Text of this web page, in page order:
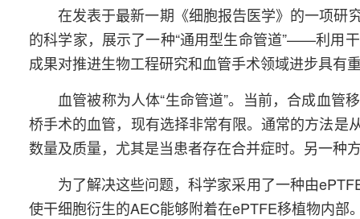
在发表于最新一期《细胞报告医学》的一项研
的科学家，展示了一种“通用型生命管道”——利用
成果对推进生物工程研究和血管手术领域进步具有
血管被称为人体“生命管道”。当前，合成血
桥手术的血管，现有选择非常有限。通常的方法是
数量及质量，尤其是当患者存在合并症时。另一种
为了解决这些问题，科学家采用了一种由
使干细胞衍生的AEC能够附着在ePTFE移植物内